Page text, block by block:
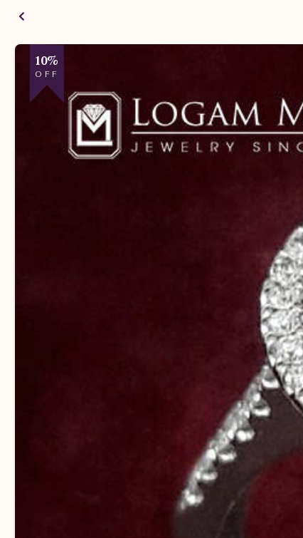
10%
OFF